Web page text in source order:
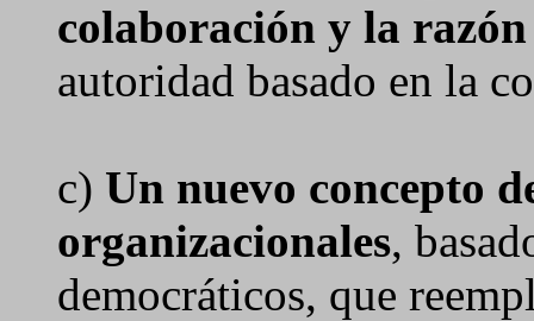
colaboración y la razón
autoridad basado en la
c) Un nuevo concepto
organizacionales,
democráticos, que